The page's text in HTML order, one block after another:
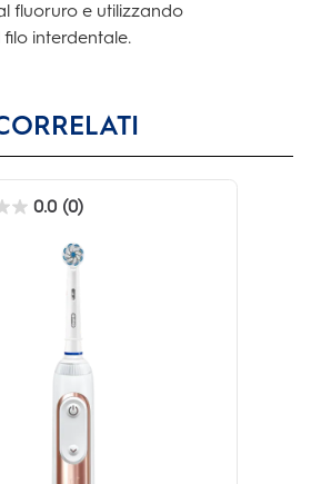
fluoruro e utilizzando
interdentale.
0.0 (0)